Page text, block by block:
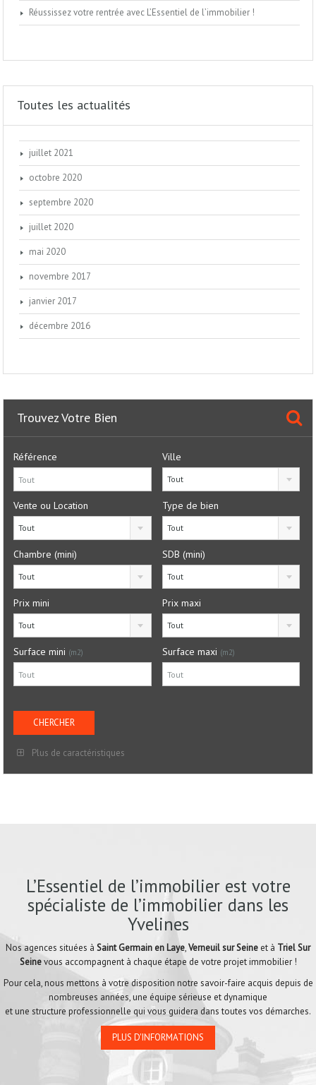
Réussissez votre rentrée avec L’Essentiel de l’immobilier !
Toutes les actualités
juillet 2021
octobre 2020
septembre 2020
juillet 2020
mai 2020
novembre 2017
janvier 2017
décembre 2016
Trouvez Votre Bien
Référence Ville
Tout
Vente ou Location
Tout
Type de bien
Tout
Chambre (mini)
Tout
SDB (mini)
Tout
Prix mini
Tout
Prix maxi
Tout
Surface mini (m2) Surface maxi (m2)
Plus de caractéristiques
L’Essentiel de l’immobilier est votre
spécialiste de l’immobilier dans les
Yvelines
Nos agences situées à Saint Germain en Laye,Verneuil sur Seine et à Triel Sur
Seinevous accompagnent à chaque étape de votre projet immobilier !
Pour cela, nous mettons à votre disposition notre savoir-faire acquis depuis de
nombreuses années, une équipe sérieuse et dynamique
et une structure professionnelle qui vous guidera dans toutes vos démarches.
PLUS D'INFORMATIONS